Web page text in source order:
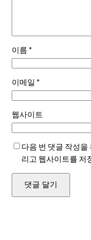
이름 *
이메일 *
웹사이트
다음 번 댓글 작성을
리고 웹사이트를 저